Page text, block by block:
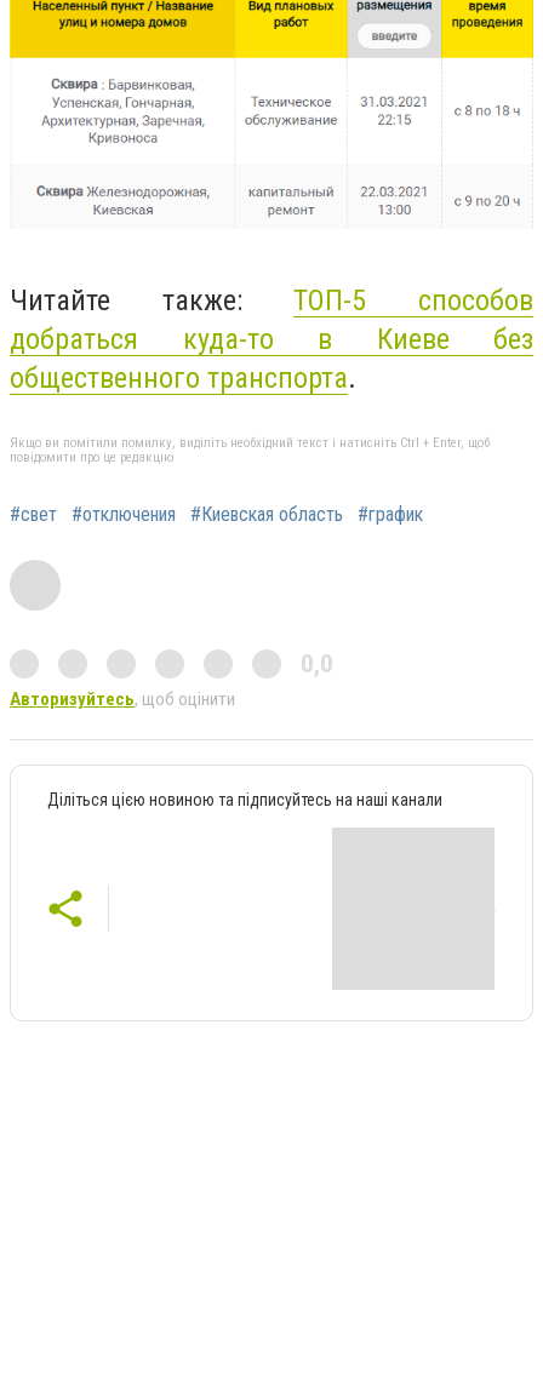
Читайте также:ТОП-5 способов
добраться куда-то в Киеве без
общественного транспорта.
Якщо ви помітили помилку, виділіть необхідний текст і натисніть Ctrl + Enter, щоб
повідомити про це редакцію
#свет #отключения #Киевская область #график
0,0
Авторизуйтесь, щоб оцінити
Діліться цією новиною та підписуйтесь на наші канали